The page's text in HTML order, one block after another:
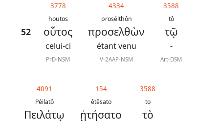
52
3778
houtos
οὗτος
celui-ci
PrD-NSM
4334
prosélthôn
προσελθὼν
étant venu
V-2AAP-NSM
3588
tô
τῷ
-
Art-DSM
4091
Péilatô
Πειλάτῳ
154
êtêsato
ᾐτήσατο
3588
to
τὸ
Abréviations
grammaticales
chapitre